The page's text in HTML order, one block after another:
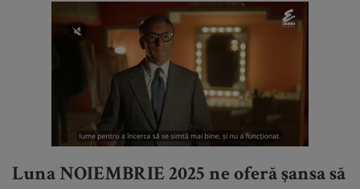
Luna NOIEMBRIE 2025 ne oferă şansa să